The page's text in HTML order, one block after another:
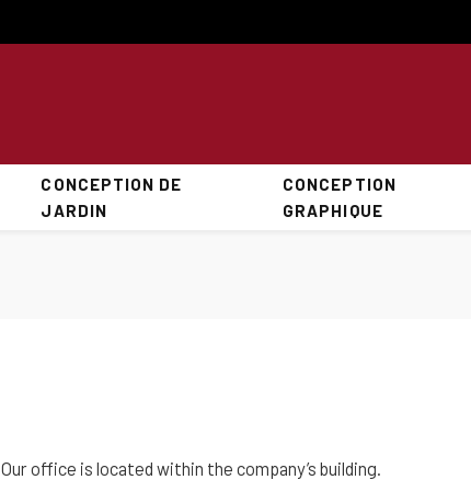
CONCEPTION DE
JARDIN
CONCEPTION
GRAPHIQUE
Our office is located within the company’s building.